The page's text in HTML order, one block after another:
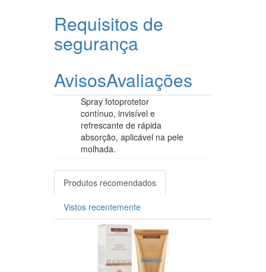
Requisitos de
segurança
AvisosAvaliações
Spray fotoprotetor
contínuo, invisível e
refrescante de rápida
absorção, aplicável na pele
molhada.
Produtos recomendados
Vistos recentemente